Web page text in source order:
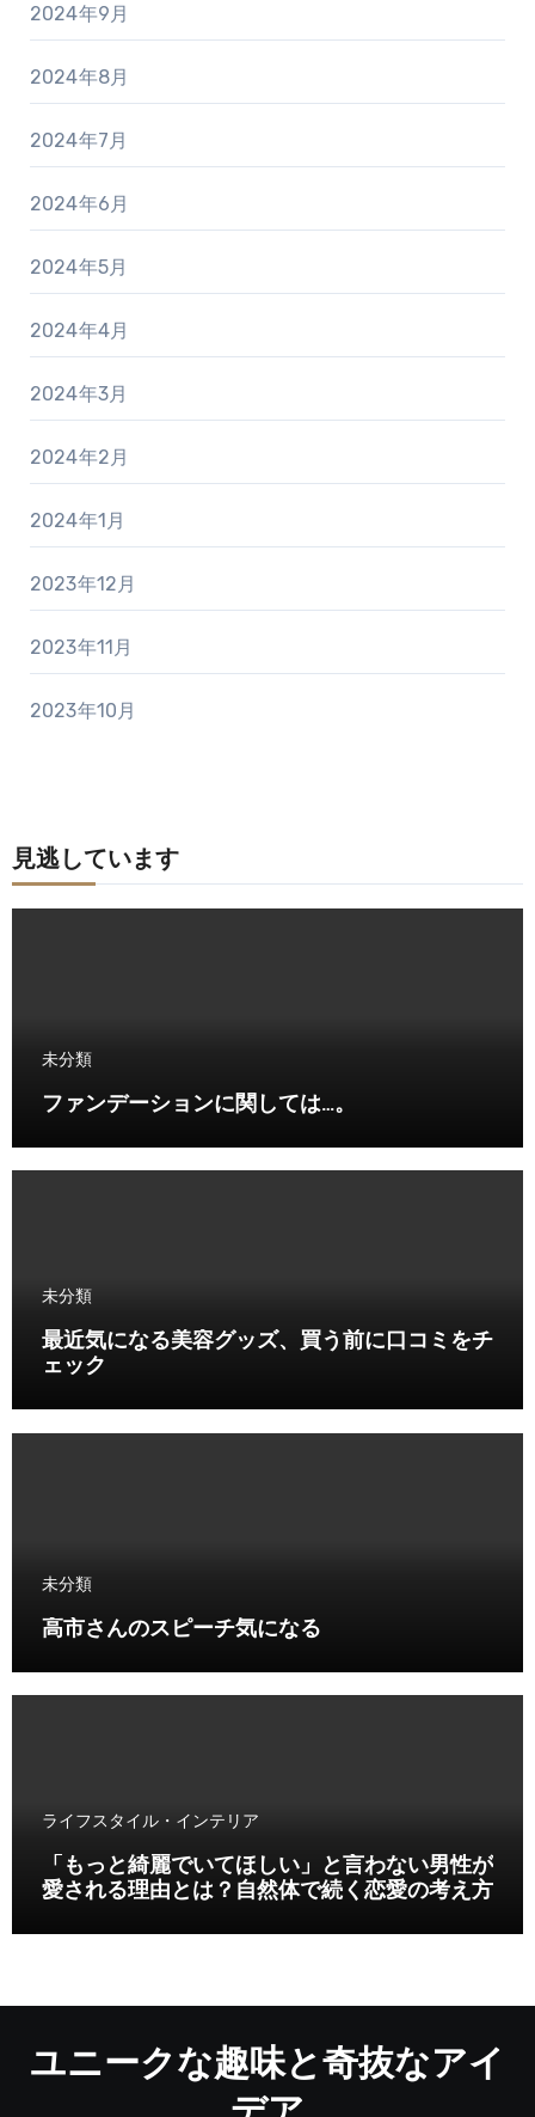
2024年9月
2024年8月
2024年7月
2024年6月
2024年5月
2024年4月
2024年3月
2024年2月
2024年1月
2023年12月
2023年11月
2023年10月
見逃しています
未分類
ファンデーションに関しては…。
未分類
最近気になる美容グッズ、買う前に口コミをチ
ェック
未分類
高市さんのスピーチ気になる
ライフスタイル・インテリア
「もっと綺麗でいてほしい」と言わない男性が
愛される理由とは？自然体で続く恋愛の考え方
ユニークな趣味と奇抜なアイ